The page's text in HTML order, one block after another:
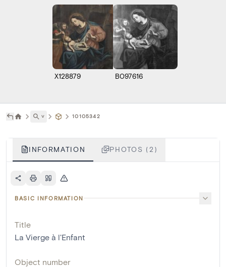
X128879 B097616
˅ 10105342
INFORMATION PHOTOS (2)
BASIC INFORMATION
Title
La Vierge à l'Enfant
Object number